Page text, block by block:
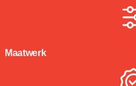
Maatwerk